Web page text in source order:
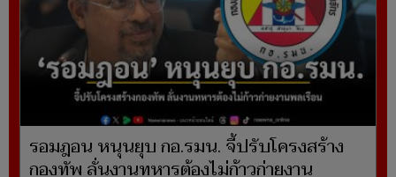
รอมฎอน หนุนยุบ กอ.รมน. จี้ปรับโครงสร้าง
กองทัพ ลั่นงานทหารต้องไม่ก้าวก่ายงาน